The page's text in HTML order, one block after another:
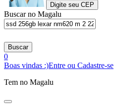
Digite seu CEP
Buscar no Magalu
Buscar
0
Boas vindas :)Entre ou Cadastre-se
Tem no Magalu